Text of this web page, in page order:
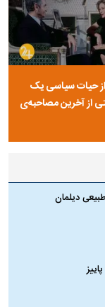
حیات سیاسی یک
از آخرین مصاحبه‌ی
دیلمان